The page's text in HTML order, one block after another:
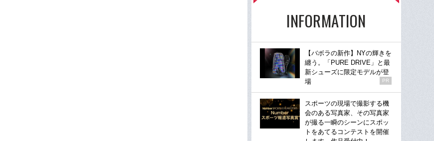
INFORMATION
【バボラの新作】NYの輝きを
纏う。「PURE DRIVE」と最
新シューズに限定モデルが登
場
PR
スポーツの現場で撮影する機
会のある写真家、その写真家
が撮る一瞬のシーンにスポッ
トをあてるコンテストを開催